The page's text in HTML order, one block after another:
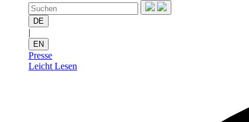
DE
|
EN
Presse
Leicht Lesen